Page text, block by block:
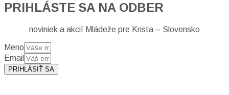
PRIHLÁSTE SA NA ODBER
noviniek a akcií Mládeže pre Krista – Slovensko
Meno
Email
PRIHLÁSIŤ SA